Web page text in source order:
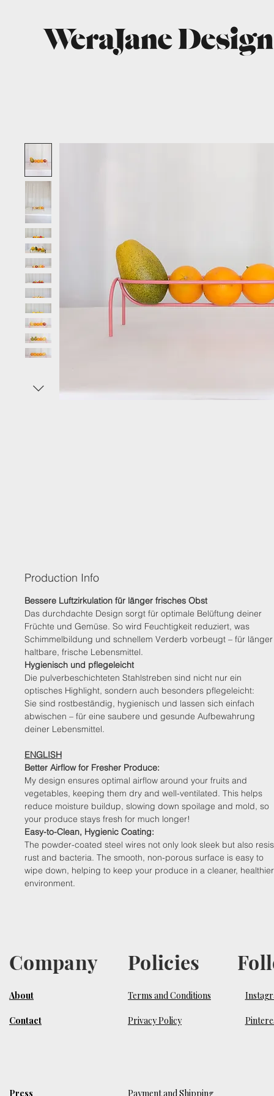
Production Info
Bessere Luftzirkulation für länger frisches Obst
Das durchdachte Design sorgt für optimale Belüftung deiner
Früchte und Gemüse. So wird Feuchtigkeit reduziert, was
Schimmelbildung und schnellem Verderb vorbeugt – für länger
haltbare, frische Lebensmittel.
Hygienisch und pflegeleicht
Die pulverbeschichteten Stahlstreben sind nicht nur ein
optisches Highlight, sondern auch besonders pflegeleicht:
Sie sind rostbeständig, hygienisch und lassen sich einfach
abwischen – für eine saubere und gesunde Aufbewahrung
deiner Lebensmittel.
ENGLISH
Better Airflow for Fresher Produce:
My design ensures optimal airflow around your fruits and
vegetables, keeping them dry and well-ventilated. This helps
reduce moisture buildup, slowing down spoilage and mold, so
your produce stays fresh for much longer!
Easy-to-Clean, Hygienic Coating:
The powder-coated steel wires not only look sleek but also
rust and bacteria. The smooth, non-porous surface is easy to
wipe down, helping to keep your produce in a cleaner, healthier
environment.
Company
About
Contact
Policies
Terms and Conditions
Privacy Policy
Press Payment and Shipping